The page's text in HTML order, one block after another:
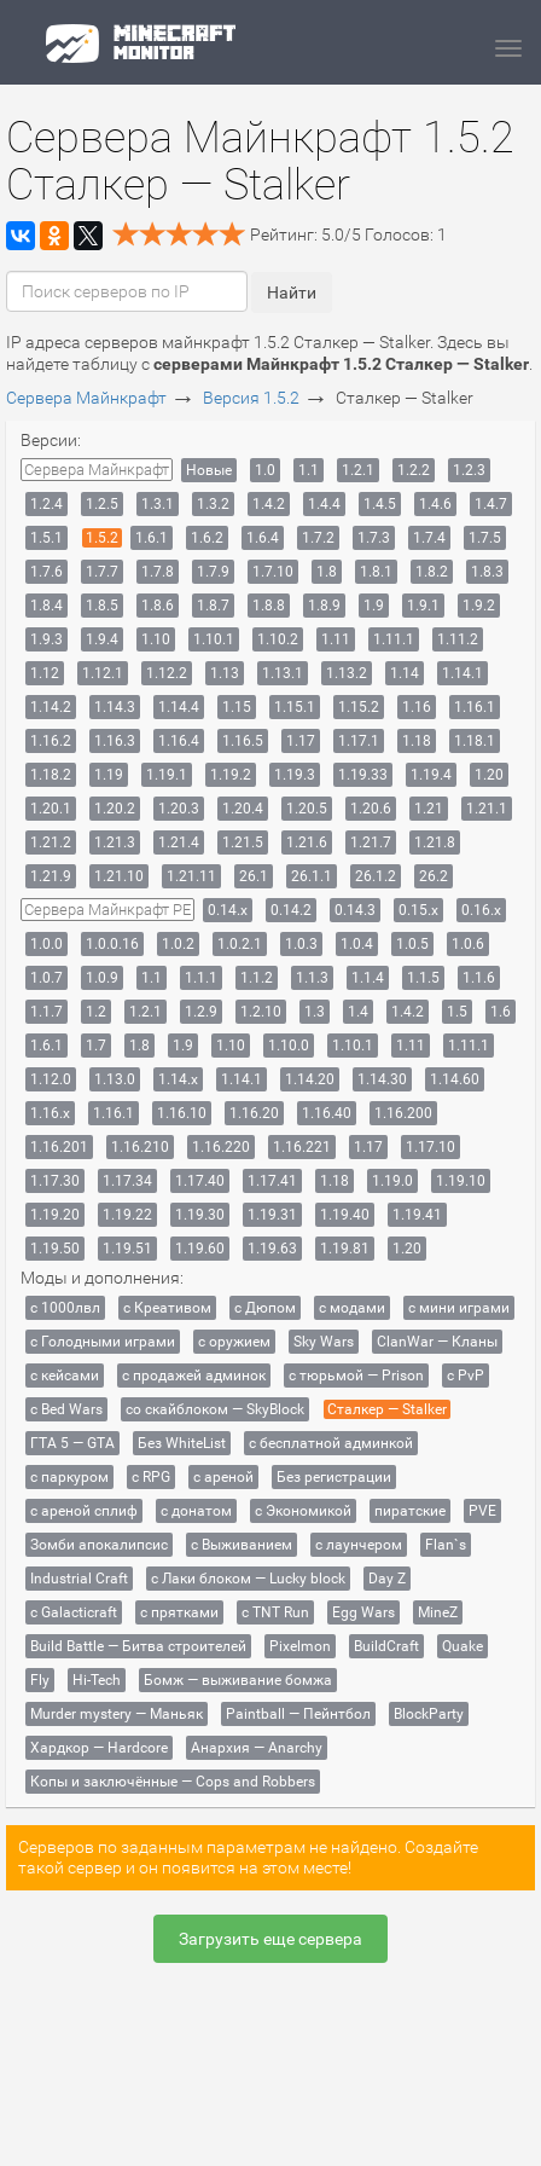
Сервера Майнкрафт 1.5.2
Сталкер — Stalker
Рейтинг: 5.0/5 Голосов: 1
IP адреса серверов майнкрафт 1.5.2 Сталкер — Stalker. Здесь вы
найдете таблицу ссерверами Майнкрафт 1.5.2 Сталкер — Stalker
Сервера Майнкрафт → Версия 1.5.2 → Сталкер — Stalker
Версии:
Сервера Майнкрафт Новые 1.0 1.1 1.2.1 1.2.2
1.2.3
1.2.4
1.2.5 1.3.1 1.3.2 1.4.2 1.4.4 1.4.5 1.4.6
1.4.7
1.5.1
1.5.2 1.6.1 1.6.2 1.6.4 1.7.2 1.7.3 1.7.4
1.7.5
1.7.6
1.7.7 1.7.8 1.7.9 1.7.10 1.8 1.8.1 1.8.2
1.8.3
1.8.4
1.8.5 1.8.6 1.8.7 1.8.8 1.8.9 1.9 1.9.1
1.9.2
1.9.3
1.9.4 1.10 1.10.1 1.10.2 1.11 1.11.1
1.11.2
1.12
1.12.1 1.12.2 1.13 1.13.1 1.13.2 1.14
1.14.1
1.14.2
1.14.3 1.14.4 1.15 1.15.1 1.15.2 1.16
1.16.1
1.16.2
1.16.3 1.16.4 1.16.5 1.17 1.17.1 1.18
1.18.1
1.18.2
1.19 1.19.1 1.19.2 1.19.3 1.19.33 1.19.4
1.20
1.20.1
1.20.2 1.20.3 1.20.4 1.20.5 1.20.6 1.21
1.21.1
1.21.2
1.21.3 1.21.4 1.21.5 1.21.6 1.21.7
1.21.8
1.21.9
1.21.10 1.21.11 26.1 26.1.1 26.1.2 26.2
Сервера Майнкрафт PE 0.14.x 0.14.2 0.14.3 0.15.x
0.16.x
1.0.0
1.0.0.16 1.0.2 1.0.2.1 1.0.3 1.0.4 1.0.5
1.0.6
1.0.7
1.0.9 1.1 1.1.1 1.1.2 1.1.3 1.1.4 1.1.5
1.1.6
1.1.7
1.2 1.2.1 1.2.9 1.2.10 1.3 1.4 1.4.2 1.5
1.6
1.6.1
1.7 1.8 1.9 1.10 1.10.0 1.10.1 1.11
1.11.1
1.12.0
1.13.0 1.14.x 1.14.1 1.14.20 1.14.30
1.14.60
1.16.x
1.16.1 1.16.10 1.16.20 1.16.40
1.16.200
1.16.201
1.16.210 1.16.220 1.16.221 1.17
1.17.10
1.17.30
1.17.34 1.17.40 1.17.41 1.18 1.19.0
1.19.10
1.19.20
1.19.22 1.19.30 1.19.31 1.19.40
1.19.41
1.19.50
1.19.51 1.19.60 1.19.63 1.19.81 1.20
Моды и дополнения:
с 1000лвл c Креативом с Дюпом с модами
с мини играми
с Голодными играми
с оружием Sky Wars
ClanWar — Кланы
с кейсами
с продажей админок с тюрьмой — Prison
с PvP
с Bed Wars
со скайблоком — SkyBlock
Сталкер — Stalker
ГТА 5 — GTA
Без WhiteList
с бесплатной админкой
с паркуром
с RPG с ареной
Без регистрации
с ареной сплиф
с донатом с Экономикой пиратские
PVE
Зомби апокалипсис
с Выживанием с лаунчером
Flan`s
Industrial Craft
с Лаки блоком — Lucky block
Day Z
с Galacticraft
с прятками с TNT Run Egg Wars
MineZ
Build Battle — Битва строителей
Pixelmon BuildCraft
Quake
Fly
Hi-Tech
Бомж — выживание бомжа
Murder mystery — Маньяк
Paintball — Пейнтбол
BlockParty
Хардкор — Hardcore
Анархия — Anarchy
Копы и заключённые — Cops and Robbers
Серверов по заданным параметрам не найдено. Создайте
такой сервер и он появится на этом месте!
Загрузить еще сервера